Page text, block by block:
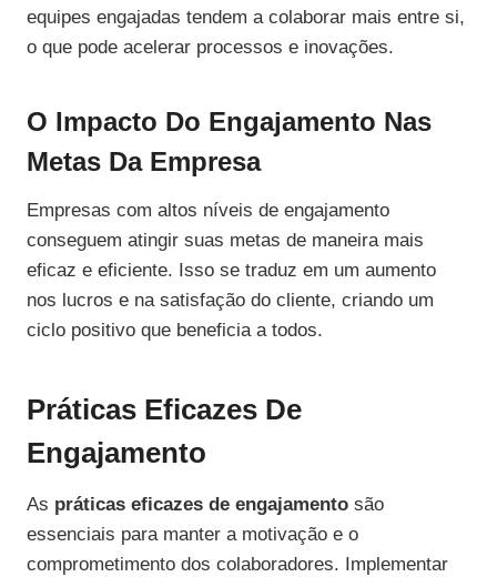
equipes engajadas tendem a colaborar mais entre si,
o que pode acelerar processos e inovações.
O Impacto Do Engajamento Nas
Metas Da Empresa
Empresas com altos níveis de engajamento
conseguem atingir suas metas de maneira mais
eficaz e eficiente. Isso se traduz em um aumento
nos lucros e na satisfação do cliente, criando um
ciclo positivo que beneficia a todos.
Práticas Eficazes De
Engajamento
As práticas eficazes de engajamento são
essenciais para manter a motivação e o
comprometimento dos colaboradores. Implementar